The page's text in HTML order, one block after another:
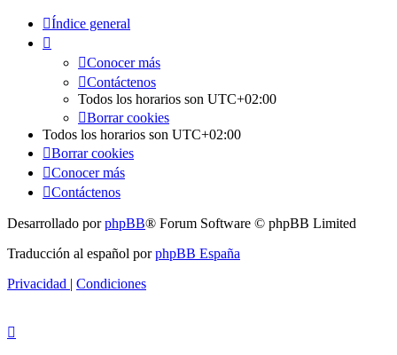
Índice general
Conocer más
Contáctenos
Todos los horarios son UTC+02:00
Borrar cookies
Todos los horarios son UTC+02:00
Borrar cookies
Conocer más
Contáctenos
Desarrollado porphpBB® Forum Software © phpBB Limited
Traducción al español porphpBB España
Privacidad | Condiciones